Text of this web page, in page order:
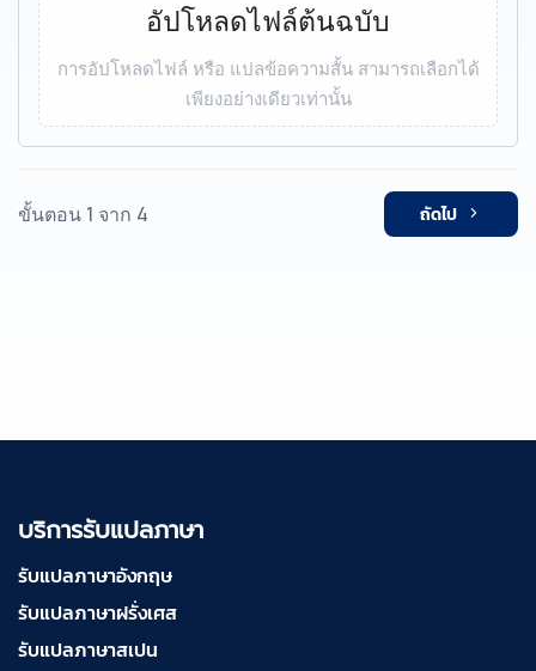
อัปโหลดไฟล์ต้นฉบับ
การอัปโหลดไฟล์ หรือ แปลข้อความสั้น สามารถเลือกได้
เพียงอย่างเดียวเท่านั้น
ขั้นตอน 1 จาก 4 ถัดไป
บริการรับแปลภาษา
รับแปลภาษาอังกฤษ
รับแปลภาษาฝรั่งเศส
รับแปลภาษาสเปน